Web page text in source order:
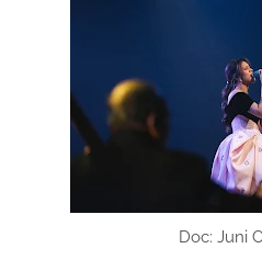
Doc: Juni